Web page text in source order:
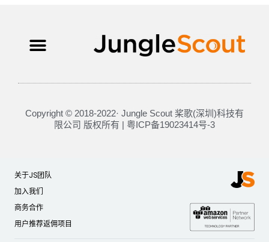
Copyright © 2018-2022· Jungle Scout 桨歌(深圳)科技有
限公司 版权所有 | 粤ICP备19023414号-3
关于JS团队
加入我们
商务合作
用户推荐返佣项目